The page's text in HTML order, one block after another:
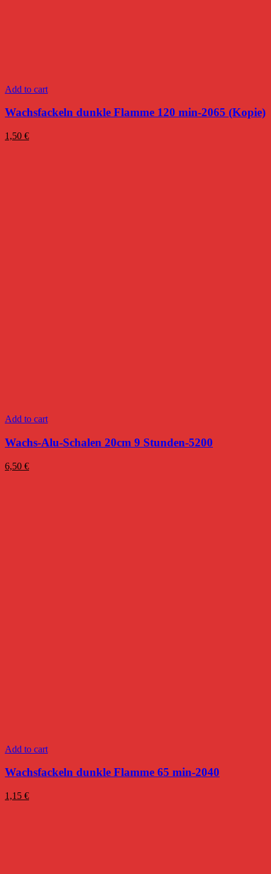
Add to cart
Wachsfackeln dunkle Flamme 120 min-2065 (Kopie)
1,50 €
Add to cart
Wachs-Alu-Schalen 20cm 9 Stunden-5200
6,50 €
Add to cart
Wachsfackeln dunkle Flamme 65 min-2040
1,15 €